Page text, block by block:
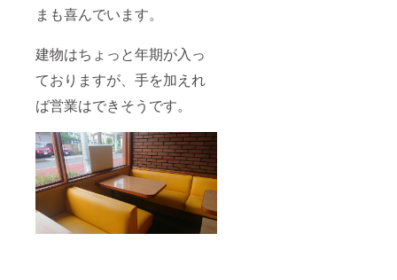
まも喜んでいます。
建物はちょっと年期が入っ
ておりますが、手を加えれ
ば営業はできそうです。